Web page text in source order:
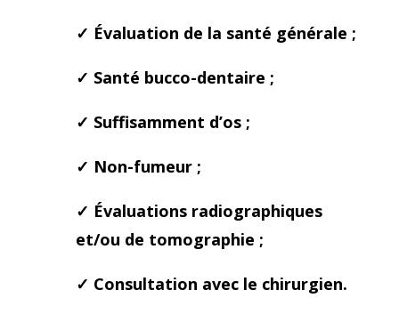
✓ Évaluation de la santé générale ;
✓ Santé bucco-dentaire ;
✓ Suffisamment d’os ;
✓ Non-fumeur ;
✓ Évaluations radiographiques
et/ou de tomographie ;
✓ Consultation avec le chirurgien.